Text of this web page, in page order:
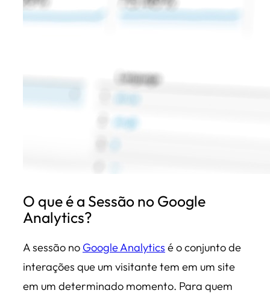
O que é a Sessão no Google
Analytics?
A sessão no Google Analytics é o conjunto de
interações que um visitante tem em um site
em um determinado momento. Para quem